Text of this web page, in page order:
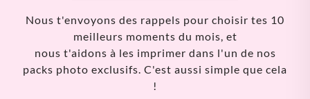
Nous t'envoyons des rappels pour choisir tes 10
meilleurs moments du mois, et
nous t'aidons à les imprimer dans l'un de nos
packs photo exclusifs. C'est aussi simple que cela
!